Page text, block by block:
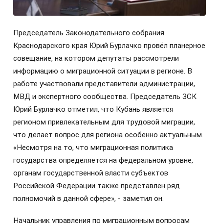
Председатель Законодательного собрания
Краснодарского края Юрий Бурлачко провёл планерное
совещание, на котором депутаты рассмотрели
информацию о миграционной ситуации в регионе. В
работе участвовали представители администрации,
МВД и экспертного сообщества. Председатель ЗСК
Юрий Бурлачко отметил, что Кубань является
регионом привлекательным для трудовой миграции,
что делает вопрос для региона особенно актуальным.
«Несмотря на то, что миграционная политика
государства определяется на федеральном уровне,
органам государственной власти субъектов
Российской Федерации также представлен ряд
полномочий в данной сфере», - заметил он.
Начальник управления по миграционным вопросам